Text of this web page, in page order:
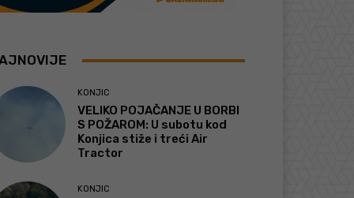
KONJIC
VELIKO POJAČANJE U BORBI
S POŽAROM: U subotu kod
Konjica stiže i treći Air
Tractor
KONJIC